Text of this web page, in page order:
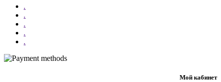
.
.
.
.
.
Мой кабинет